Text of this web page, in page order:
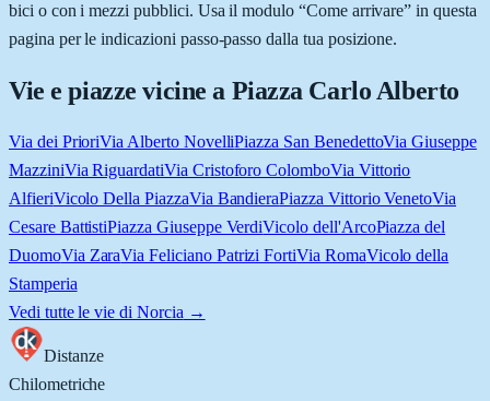
bici o con i mezzi pubblici. Usa il modulo “Come arrivare” in questa
pagina per le indicazioni passo-passo dalla tua posizione.
Vie e piazze vicine a Piazza Carlo Alberto
Via dei PrioriVia Alberto NovelliPiazza San BenedettoVia Giuseppe
MazziniVia RiguardatiVia Cristoforo ColomboVia Vittorio
AlfieriVicolo Della PiazzaVia BandieraPiazza Vittorio VenetoVia
Cesare BattistiPiazza Giuseppe VerdiVicolo dell'ArcoPiazza del
DuomoVia ZaraVia Feliciano Patrizi FortiVia RomaVicolo della
Stamperia
Vedi tutte le vie di Norcia →
Distanze
Chilometriche